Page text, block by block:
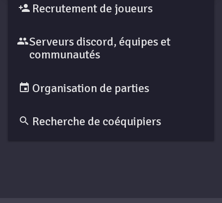
Recrutement de joueurs
Serveurs discord, équipes et
communautés
Organisation de parties
Recherche de coéquipiers